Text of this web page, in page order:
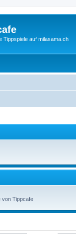
Tippspiele auf milasama.ch
von Tippcafe